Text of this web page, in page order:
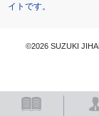
イトです。
©2026 SUZUKI